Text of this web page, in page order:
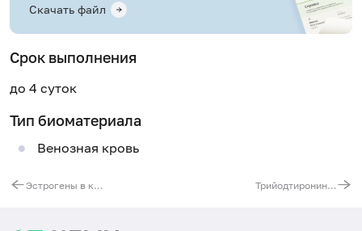
Скачать файл
Срок выполнения
до 4 суток
Тип биоматериала
Венозная кровь
Эстрогены в крови (3 показателя) Трийодтиронин свободный (Т3 свободный), ВЭЖХ